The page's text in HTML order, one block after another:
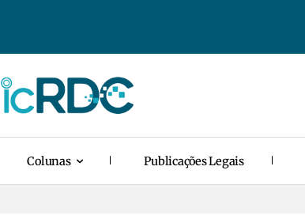
Colunas Publicações Legais